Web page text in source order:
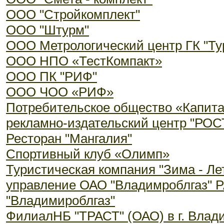
ООО "Стройкомплект"
ООО "Штурм"
ООО Метрологический центр ГК
ООО НПО «ТестКомпакт»
ООО ПК "РИФ"
ООО ЧОО «РИФ»
Потребительское общество
рекламно-издательский центр
Ресторан "Мангалия"
Спортивный клуб «Олимп»
Туристическая компания "Зима -
управление ОАО "Владимроблгаз"
"Владимироблгаз"
ФилиалНБ "ТРАСТ" (ОАО) в г.